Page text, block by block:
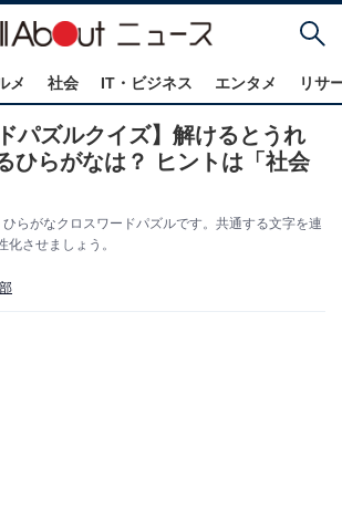
メ 社会 IT・ビジネス エンタメ リサ
パズルクイズ】解けるとうれ
ひらがなは？ ヒントは「社会
らがなクロスワードパズルです。共通する文字を連
させましょう。